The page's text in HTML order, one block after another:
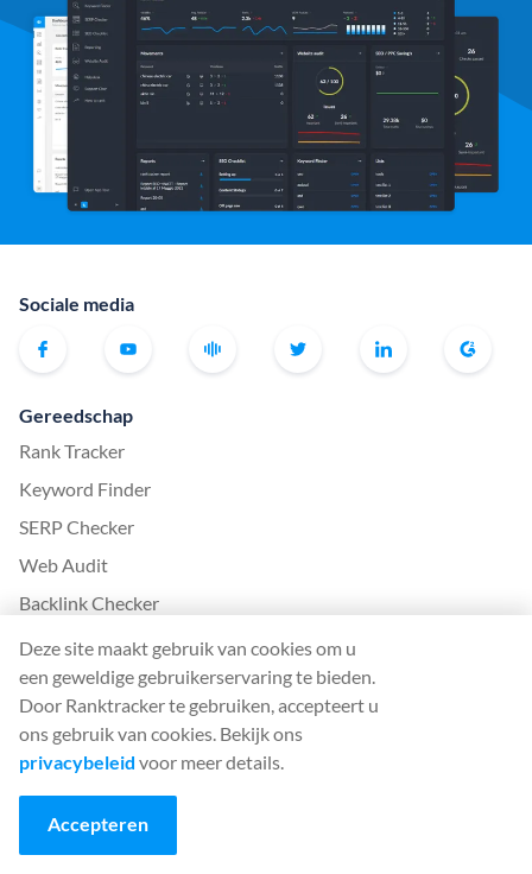
Sociale media
Gereedschap
Rank Tracker
Keyword Finder
SERP Checker
Web Audit
Backlink Checker
Backlink Monitor
SEO Checklist
AI Article Writer
GRATIS: SERP Simulator
Meer van Ranktracker
White Label SaaS Backlink Service
Deze site maakt gebruik van cookies om u
een geweldige gebruikerservaring te bieden.
Door Ranktracker te gebruiken, accepteert u
ons gebruik van cookies. Bekijk ons
privacybeleid voor meer details.
Accepteren